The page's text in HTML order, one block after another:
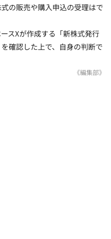
の販売や購入申込の受理はで
スXが作成する「新株式発行
確認した上で、自身の判断で
《編集部》